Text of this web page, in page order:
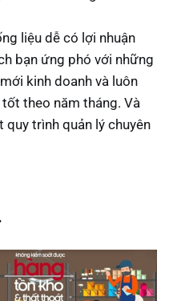
liệu dễ có lợi nhuận
bạn ứng phó với những
kinh doanh và luôn
theo năm tháng. Và
trình quản lý chuyên